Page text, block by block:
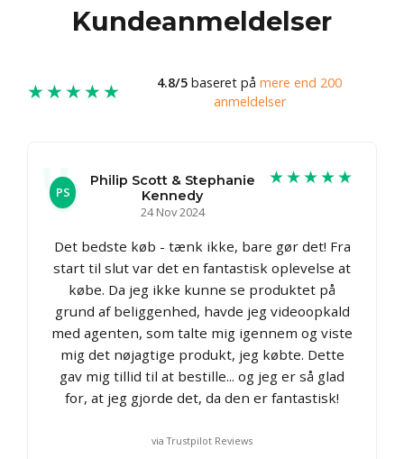
Kundeanmeldelser
★★★★★ 4.8/5 baseret på mere end 200
anmeldelser
PS
Philip Scott & Stephanie
Kennedy
24 Nov 2024
★★★★★
Det bedste køb - tænk ikke, bare gør det! Fra
start til slut var det en fantastisk oplevelse at
købe. Da jeg ikke kunne se produktet på
grund af beliggenhed, havde jeg videoopkald
med agenten, som talte mig igennem og viste
mig det nøjagtige produkt, jeg købte. Dette
gav mig tillid til at bestille... og jeg er så glad
for, at jeg gjorde det, da den er fantastisk!
via Trustpilot Reviews